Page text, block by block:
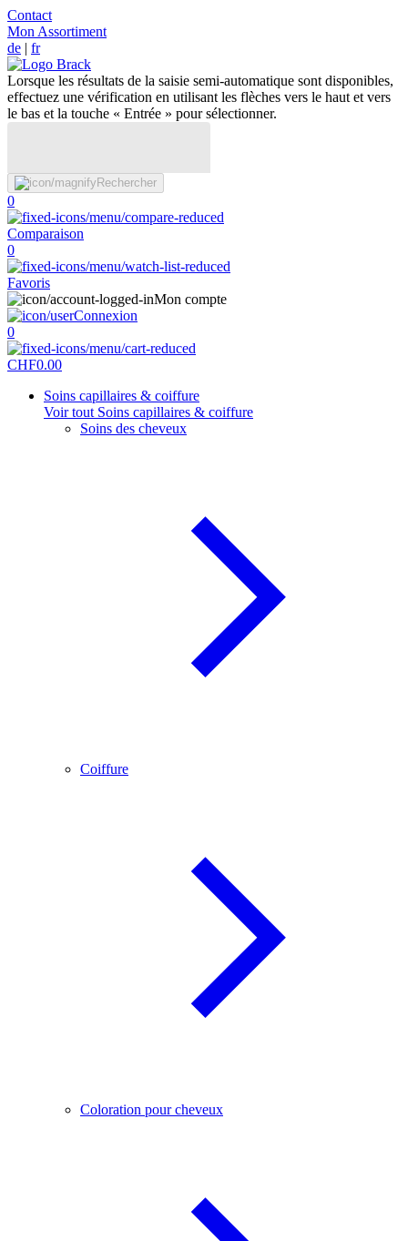
Contact
Mon Assortiment
de | fr
Lorsque les résultats de la saisie semi-automatique sont disponibles,
effectuez une vérification en utilisant les flèches vers le haut et vers
le bas et la touche « Entrée » pour sélectionner.
Rechercher
0
Comparaison
0
Favoris
Mon compte
Connexion
0
CHF0.00
Soins capillaires & coiffure
Voir tout Soins capillaires & coiffure
Soins des cheveux
Coiffure
Coloration pour cheveux